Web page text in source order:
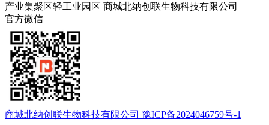
产业集聚区轻工业园区 商城北纳创联生物科技有限公司
官方微信
商城北纳创联生物科技有限公司 豫ICP备2024046759号-1